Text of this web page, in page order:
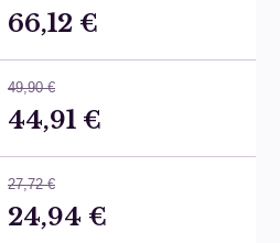
66,12 €
49,90 €
44,91 €
27,72 €
24,94 €